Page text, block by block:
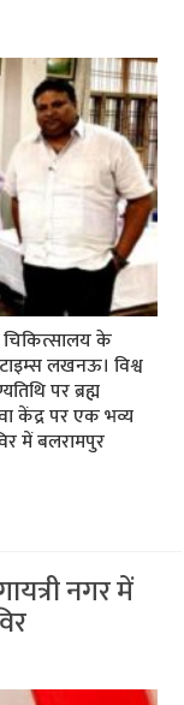
चिकित्सालय के
लखनऊ। विश्व
पर ब्रह्म
केंद्र पर एक भव्य
में बलरामपुर
नगर में